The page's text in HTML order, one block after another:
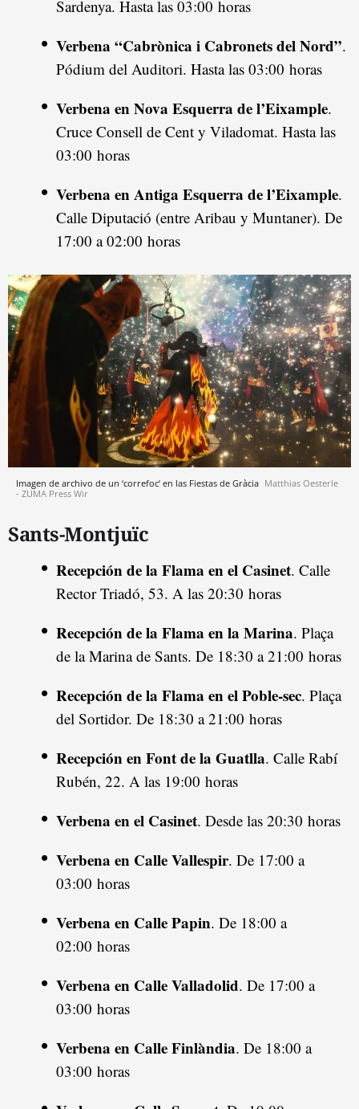
Sardenya. Hasta las 03:00 horas
Verbena “Cabrònica i Cabronets del Nord”.
Pódium del Auditori. Hasta las 03:00 horas
Verbena en Nova Esquerra de l’Eixample.
Cruce Consell de Cent y Viladomat. Hasta las
03:00 horas
Verbena en Antiga Esquerra de l’Eixample.
Calle Diputació (entre Aribau y Muntaner). De
17:00 a 02:00 horas
Imagen de archivo de un ‘correfoc’ en las Fiestas de Gràcia Matthias Oesterle
- ZUMA Press Wir
Sants-Montjuïc
Recepción de la Flama en el Casinet. Calle
Rector Triadó, 53. A las 20:30 horas
Recepción de la Flama en la Marina. Plaça
de la Marina de Sants. De 18:30 a 21:00 horas
Recepción de la Flama en el Poble-sec. Plaça
del Sortidor. De 18:30 a 21:00 horas
Recepción en Font de la Guatlla. Calle Rabí
Rubén, 22. A las 19:00 horas
Verbena en el Casinet. Desde las 20:30 horas
Verbena en Calle Vallespir. De 17:00 a
03:00 horas
Verbena en Calle Papin. De 18:00 a
02:00 horas
Verbena en Calle Valladolid. De 17:00 a
03:00 horas
Verbena en Calle Finlàndia. De 18:00 a
03:00 horas